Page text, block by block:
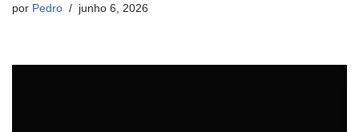
por Pedro junho 6, 2026